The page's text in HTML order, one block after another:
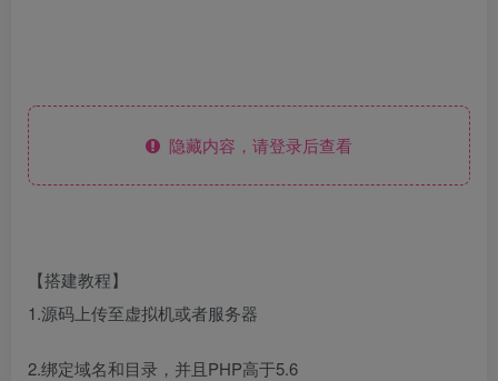
隐藏内容，请登录后查看
【搭建教程】
1.源码上传至虚拟机或者服务器
2.绑定域名和目录，并且PHP高于5.6